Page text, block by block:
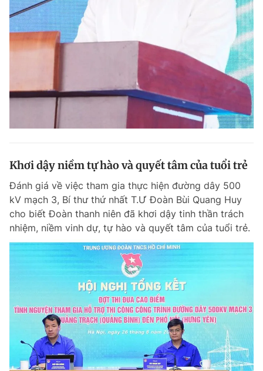
Khơi dậy niềm tự hào và quyết tâm của tuổi trẻ
Đánh giá về việc tham gia thực hiện đường dây 500
kV mạch 3, Bí thư thứ nhất T.Ư Đoàn Bùi Quang Huy
cho biết Đoàn thanh niên đã khơi dậy tinh thần trách
nhiệm, niềm vinh dự, tự hào và quyết tâm của tuổi trẻ.